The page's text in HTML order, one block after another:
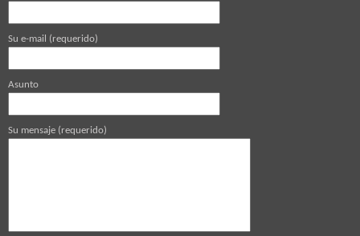
Su e-mail (requerido)
Asunto
Su mensaje (requerido)